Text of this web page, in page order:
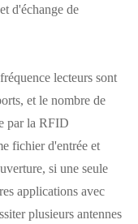
d'échange de
lecteurs sont
et le nombre de
par la RFID
fichier d'entrée et
si une seule
applications avec
plusieurs antennes